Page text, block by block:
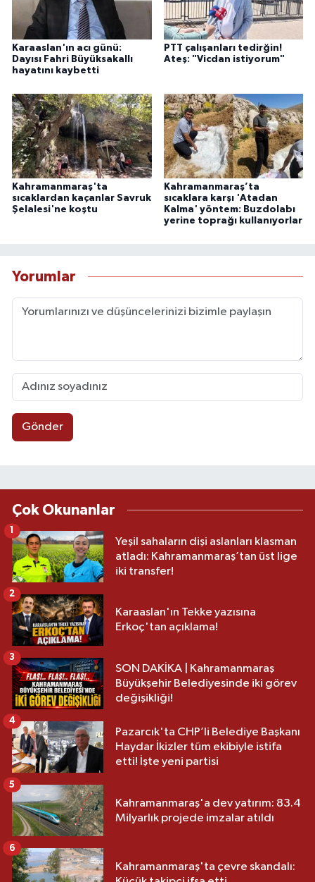
Karaaslan'ın acı günü:
Dayısı Fahri Büyüksakallı
hayatını kaybetti
PTT çalışanları tedirğin!
Ateş: "Vicdan istiyorum"
Kahramanmaraş'ta
sıcaklardan kaçanlar Savruk
Şelalesi'ne koştu
Kahramanmaraş’ta
sıcaklara karşı 'Atadan
Kalma' yöntem: Buzdolabı
yerine toprağı kullanıyorlar
Yorumlar
Gönder
Çok Okunanlar
Yeşil sahaların dişi aslanları klasman
atladı: Kahramanmaraş’tan üst lige
iki transfer!
1
Karaaslan'ın Tekke yazısına
Erkoç'tan açıklama!
2
SON DAKİKA | Kahramanmaraş
Büyükşehir Belediyesinde iki görev
değişikliği!
3
Pazarcık'ta CHP’li Belediye Başkanı
Haydar İkizler tüm ekibiyle istifa
etti! İşte yeni partisi
4
Kahramanmaraş'a dev yatırım: 83.4
Milyarlık projede imzalar atıldı
5
Kahramanmaraş'ta çevre skandalı:
6